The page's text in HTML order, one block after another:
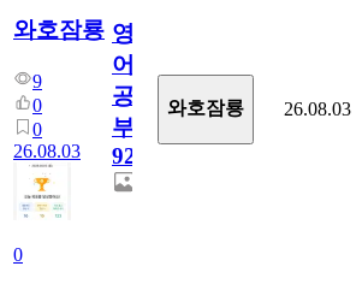
와호잠룡
9
0
0
26.08.03
0
영
어
공
부
927
와호잠룡 26.08.03